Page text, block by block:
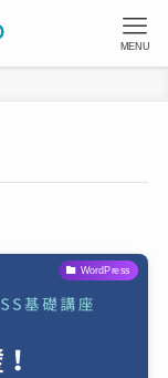
MENU
WordPress